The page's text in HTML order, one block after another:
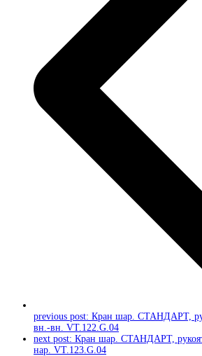
previous post: Кран шар. СТАНДАРТ,
вн.-вн. VT.122.G.04
next post: Кран шар. СТАНДАРТ,
нар. VT.123.G.04